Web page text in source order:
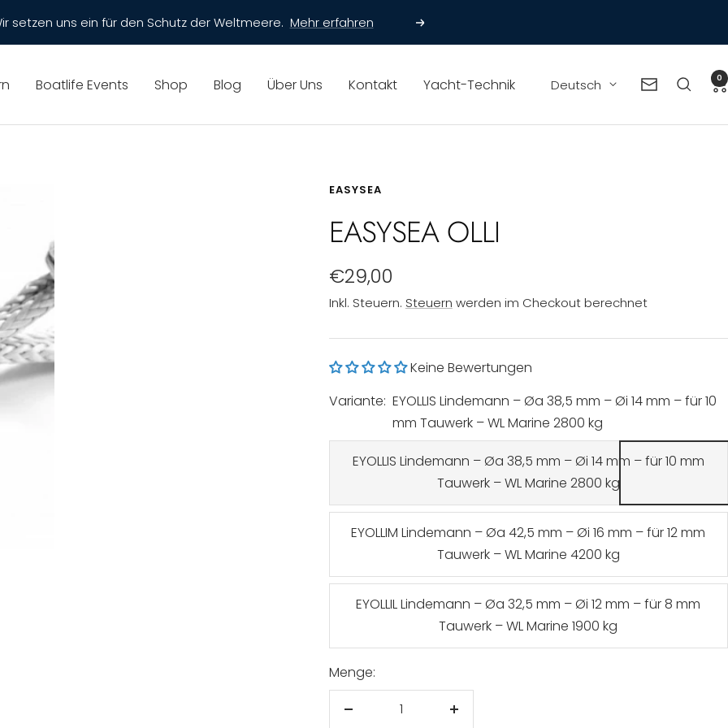
Kostenloser Versand im gesamten Shop Weiter
Boatlife Events Shop Blog Über Uns Kontakt Yacht-Technik Sprache
Deutsch Newsletter
0
EASYSEA
EASYSEA OLLI
Angebotspreis
€29,00
Inkl. Steuern. Steuern werden im Checkout berechnet
Keine Bewertungen
Variante: EYOLLIS Lindemann – Øa 38,5 mm – Øi 14 mm – für 10
mm Tauwerk – WL Marine 2800 kg
EYOLLIS Lindemann – Øa 38,5 mm – Øi 14 mm – für 10 mm
Tauwerk – WL Marine 2800 kg
EYOLLIM Lindemann – Øa 42,5 mm – Øi 16 mm – für 12 mm
Tauwerk – WL Marine 4200 kg
EYOLLIL Lindemann – Øa 32,5 mm – Øi 12 mm – für 8 mm
Tauwerk – WL Marine 1900 kg
Menge:
Menge